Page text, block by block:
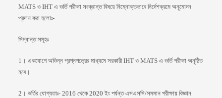
MATS ও IHT এ ভর্তি পরীক্ষা সংক্রান্ত বিষয়ে নিম্নোক্তভাবে নির্দেশক্রমে অনুমোদন
প্রদান করা হলোঃ-
সিদ্ধান্ত সমূহঃ
1। একযোগে অভিন্ন প্রশ্নপত্রের মাধ্যমে সরকারী IHT ও MATS এ ভর্তি পরীক্ষা অনুষ্ঠিত
হবে।
2। ভর্তির যোগ্যতাঃ- 2016 থেকে 2020 ইং পর্যন্ত এসএসসি/সমমান পরীক্ষায় বিজ্ঞান